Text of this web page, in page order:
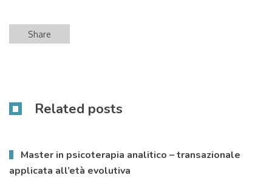
Share
Related posts
Master in psicoterapia analitico – transazionale
applicata all’età evolutiva